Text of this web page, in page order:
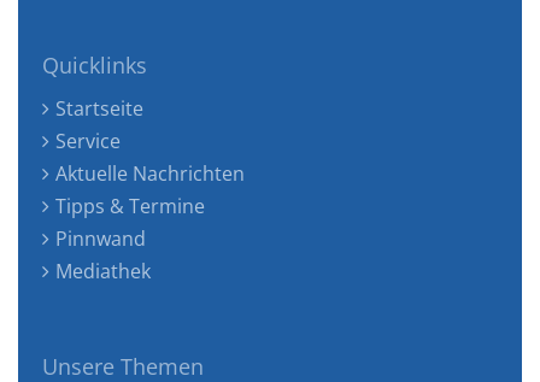
Quicklinks
Startseite
Service
Aktuelle Nachrichten
Tipps & Termine
Pinnwand
Mediathek
Unsere Themen